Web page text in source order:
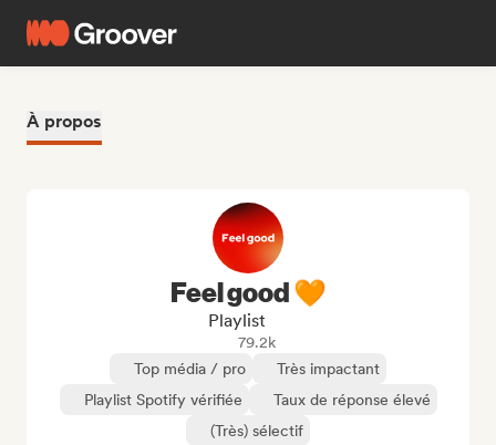
À propos
Feel good 🧡
Playlist
79.2k
Top média / pro
Très impactant
Playlist Spotify vérifiée
Taux de réponse élevé
(Très) sélectif